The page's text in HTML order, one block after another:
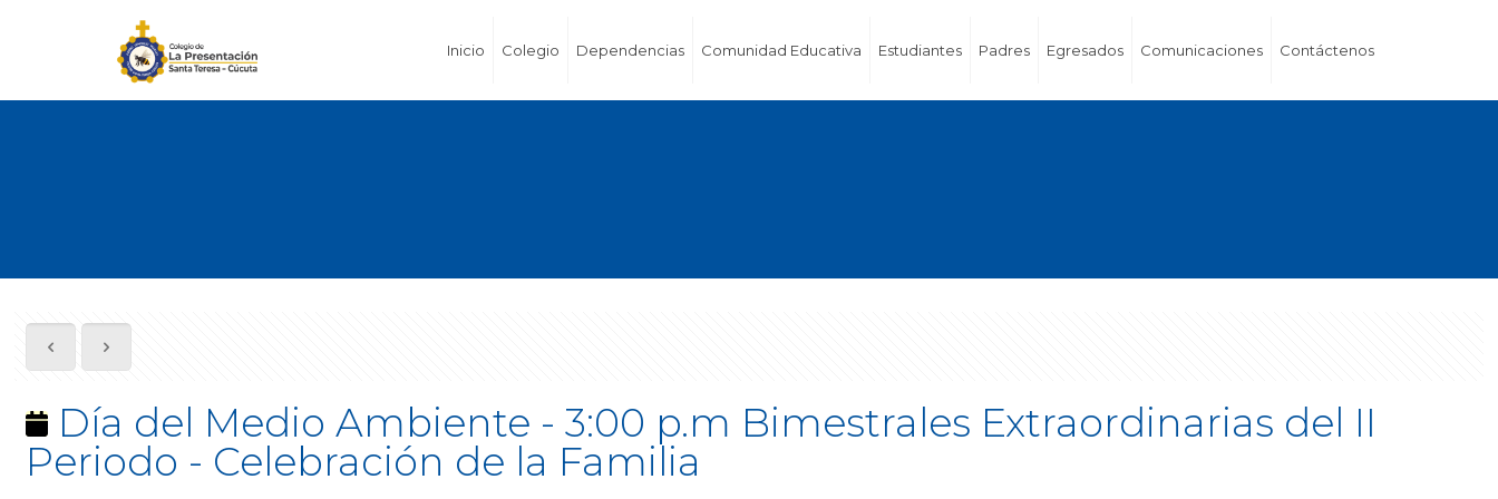
Inicio Colegio Dependencias Comunidad Educativa Estudiantes Padres Egresados Comunicaciones Contáctenos
Día del Medio Ambiente - 3:00 p.m Bimestrales Extraordinarias del II
Periodo - Celebración de la Familia